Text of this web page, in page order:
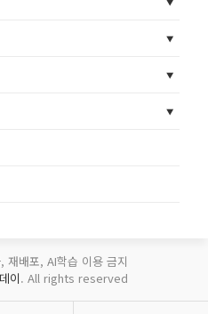
재배포, AI학습 이용 금지
이. All rights reserved